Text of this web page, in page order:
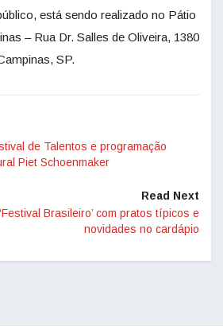
está sendo realizado no Pátio
– Rua Dr. Salles de Oliveira, 1380
SP.
de Talentos e programação
Piet Schoenmaker
Read Next
Brasileiro’ com pratos típicos e
novidades no cardápio